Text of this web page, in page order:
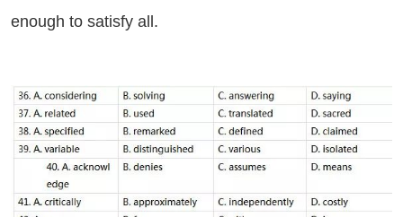
enough to satisfy all.